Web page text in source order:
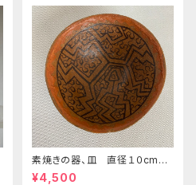
素焼きの器、皿 直径１０cmミ
ニサイズ シピボ族の工芸 先
¥4,500